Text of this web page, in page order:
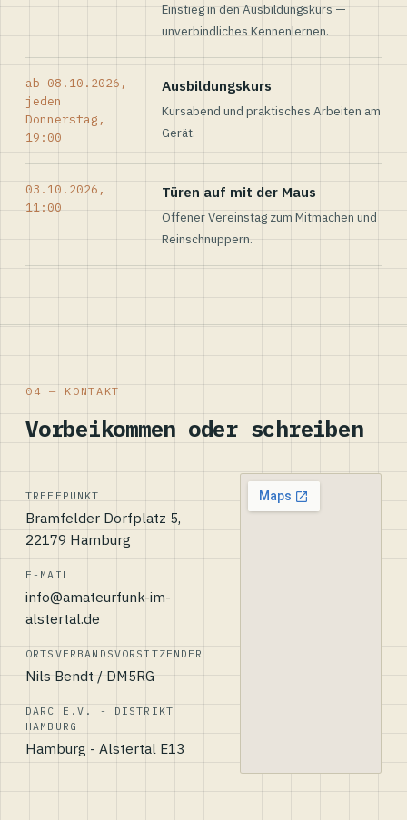
Einstieg in den Ausbildungskurs —
unverbindliches Kennenlernen.
ab 08.10.2026,
jeden
Donnerstag,
19:00
Ausbildungskurs
Kursabend und praktisches Arbeiten am
Gerät.
03.10.2026,
11:00
Türen auf mit der Maus
Offener Vereinstag zum Mitmachen und
Reinschnuppern.
04 — KONTAKT
Vorbeikommen oder schreiben
TREFFPUNKT
Bramfelder Dorfplatz 5,
22179 Hamburg
E-MAIL
info@amateurfunk-im-
alstertal.de
ORTSVERBANDSVORSITZENDER
Nils Bendt / DM5RG
DARC E.V. - DISTRIKT
HAMBURG
Hamburg - Alstertal E13